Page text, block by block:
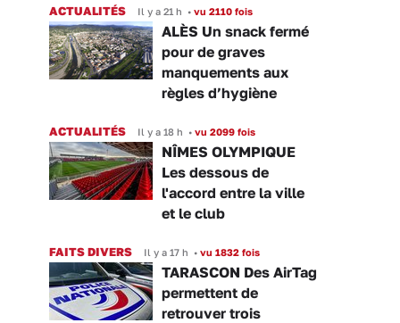
ACTUALITÉS Il y a 21 h • vu 2110 fois
ALÈS Un snack fermé
pour de graves
manquements aux
règles d’hygiène
ACTUALITÉS Il y a 18 h • vu 2099 fois
NÎMES OLYMPIQUE
Les dessous de
l'accord entre la ville
et le club
FAITS DIVERS Il y a 17 h • vu 1832 fois
TARASCON Des AirTag
permettent de
retrouver trois